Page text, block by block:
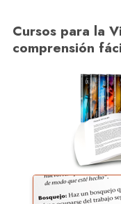
Cursos para la
comprensión